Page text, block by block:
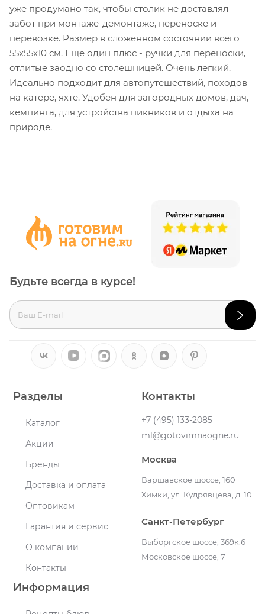
уже продумано так, чтобы столик не доставлял
забот при монтаже-демонтаже, переноске и
перевозке. Размер в сложенном состоянии всего
55х55х10 см. Еще один плюс - ручки для переноски,
отлитые заодно со столешницей. Очень легкий.
Идеально подходит для автопутешествий, походов
на катере, яхте. Удобен для загородных домов, дач,
кемпинга, для устройства пикников и отдыха на
природе.
Разделы
Каталог
Акции
Бренды
Доставка и оплата
Оптовикам
Гарантия и сервис
О компании
Контакты
Информация
Контакты
+7 (495) 133-2085
ml@gotovimnaogne.ru
Москва
Варшавское шоссе, 160
Химки, ул. Кудрявцева, д. 10
Санкт-Петербург
Выборгское шоссе, 369к.6
Московское шоссе, 7
Будьте всегда в курсе!